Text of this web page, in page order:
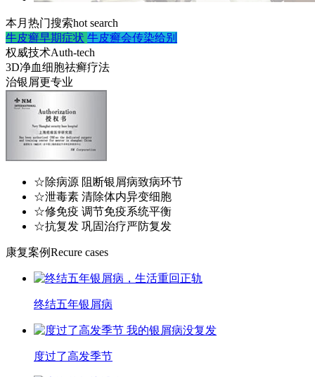
本月热门搜索hot search
牛皮癣早期症状 牛皮癣会传染给别
权威技术Auth-tech
3D净血细胞祛癣疗法
治银屑更专业
☆除病源 阻断银屑病致病环节
☆泄毒素 清除体内异变细胞
☆修免疫 调节免疫系统平衡
☆抗复发 巩固治疗严防复发
康复案例Recure cases
终结五年银屑病
度过了高发季节